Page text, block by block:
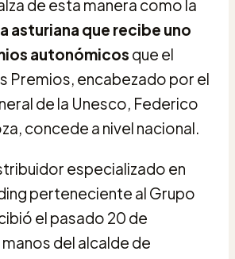
de esta manera como la
asturiana que recibe uno
autonómicos que el
Premios, encabezado por el
de la Unesco, Federico
concede a nivel nacional.
especializado en
perteneciente al Grupo
el pasado 20 de
del alcalde de